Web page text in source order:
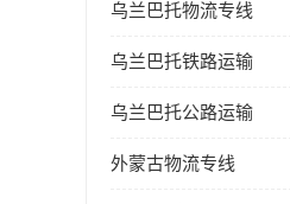
乌兰巴托物流专线
乌兰巴托铁路运输
乌兰巴托公路运输
外蒙古物流专线